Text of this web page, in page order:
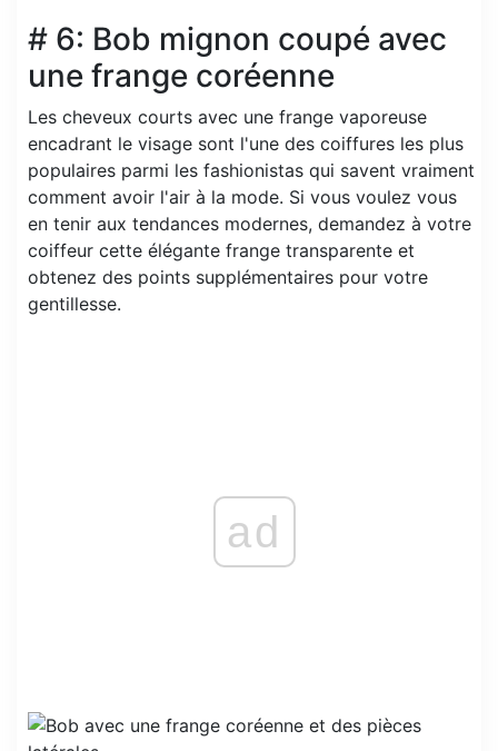
# 6: Bob mignon coupé avec
une frange coréenne
Les cheveux courts avec une frange vaporeuse
encadrant le visage sont l'une des coiffures les plus
populaires parmi les fashionistas qui savent vraiment
comment avoir l'air à la mode. Si vous voulez vous
en tenir aux tendances modernes, demandez à votre
coiffeur cette élégante frange transparente et
obtenez des points supplémentaires pour votre
gentillesse.
ad